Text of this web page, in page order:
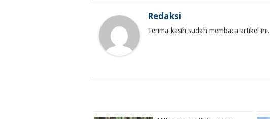
Redaksi
Terima kasih sudah membaca artikel ini.